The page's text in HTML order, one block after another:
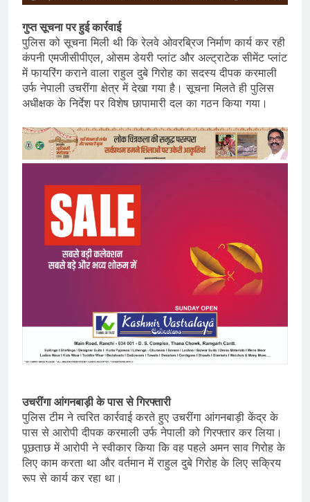
गुप्त सूचना पर हुई कार्रवाई
पुलिस को सूचना मिली थी कि रेलवे ओवरब्रिज निर्माण कार्य कर रही
कंपनी एमजीसीपीएल, ओसम डेयरी प्लांट और अल्ट्राटेक सीमेंट प्लांट
में फायरिंग कराने वाला राहुल दुबे गिरोह का सदस्य दीपक करमाली
उर्फ नेपाली उचरींगा क्षेत्र में देखा गया है। सूचना मिलते ही पुलिस
अधीक्षक के निर्देश पर विशेष छापामारी दल का गठन किया गया।
उचरींगा आंगनबाड़ी के पास से गिरफ्तारी
पुलिस टीम ने त्वरित कार्रवाई करते हुए उचरींगा आंगनबाड़ी केंद्र के
पास से आरोपी दीपक करमाली उर्फ नेपाली को गिरफ्तार कर लिया।
पूछताछ में आरोपी ने स्वीकार किया कि वह पहले अमन साव गिरोह के
लिए काम करता था और वर्तमान में राहुल दुबे गिरोह के लिए सक्रिय
रूप से कार्य कर रहा था।